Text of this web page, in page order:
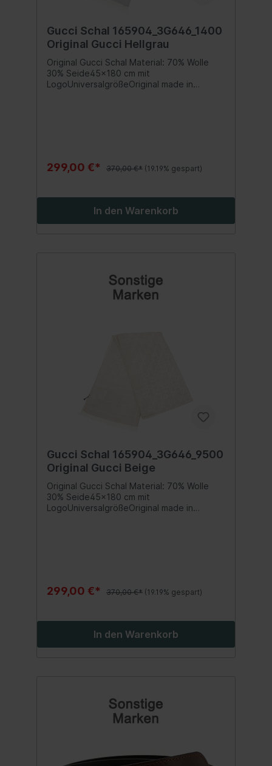
Gucci Schal 165904_3G646_1400
Original Gucci Hellgrau
Original Gucci Schal Material: 70% Wolle
30% Seide45x180 cm mit
LogoUniversalgrößeOriginal made in
299,00 €* 370,00 €* (19.19% gespart)
In den Warenkorb
Gucci Schal 165904_3G646_9500
Original Gucci Beige
Original Gucci Schal Material: 70% Wolle
30% Seide45x180 cm mit
LogoUniversalgrößeOriginal made in
299,00 €* 370,00 €* (19.19% gespart)
In den Warenkorb